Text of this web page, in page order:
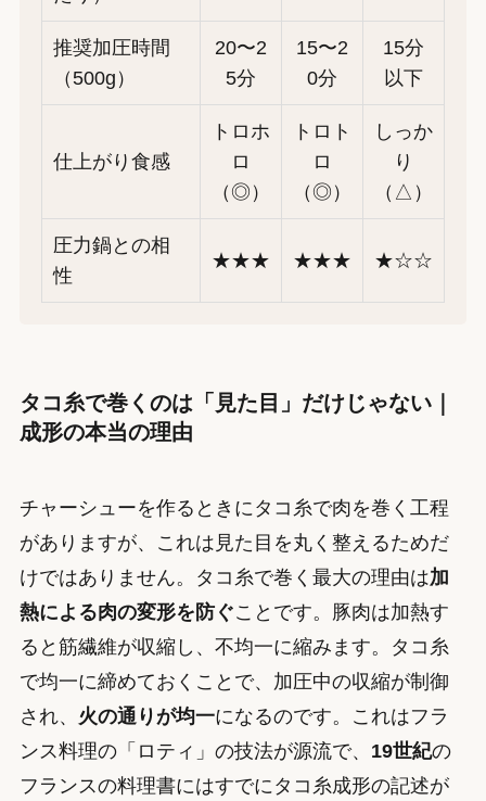
推奨加圧時間
（500g）
20〜2
5分
15〜2
0分
15分
以下
仕上がり食感
トロホ
ロ
（◎）
トロト
ロ
（◎）
しっか
り
（△）
圧力鍋との相
性
★★★ ★★★ ★☆☆
タコ糸で巻くのは「見た目」だけじゃない｜
成形の本当の理由
チャーシューを作るときにタコ糸で肉を巻く工程
がありますが、これは見た目を丸く整えるためだ
けではありません。タコ糸で巻く最大の理由は加
熱による肉の変形を防ぐことです。豚肉は加熱す
ると筋繊維が収縮し、不均一に縮みます。タコ糸
で均一に締めておくことで、加圧中の収縮が制御
され、 火の通りが均一になるのです。これはフラ
ンス料理の「ロティ」の技法が源流で、 19世紀の
フランスの料理書にはすでにタコ糸成形の記述が